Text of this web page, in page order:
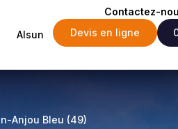
Alsun
Contactez-
Devis en ligne
Anjou Bleu (49)